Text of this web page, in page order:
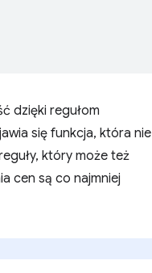
dzięki regułom
się funkcja, która nie
który może też
cen są co najmniej